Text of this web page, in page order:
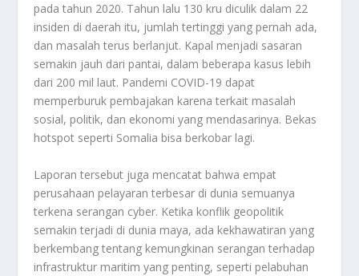
pada tahun 2020. Tahun lalu 130 kru diculik dalam 22
insiden di daerah itu, jumlah tertinggi yang pernah ada,
dan masalah terus berlanjut. Kapal menjadi sasaran
semakin jauh dari pantai, dalam beberapa kasus lebih
dari 200 mil laut. Pandemi COVID-19 dapat
memperburuk pembajakan karena terkait masalah
sosial, politik, dan ekonomi yang mendasarinya. Bekas
hotspot seperti Somalia bisa berkobar lagi.
Laporan tersebut juga mencatat bahwa empat
perusahaan pelayaran terbesar di dunia semuanya
terkena serangan cyber. Ketika konflik geopolitik
semakin terjadi di dunia maya, ada kekhawatiran yang
berkembang tentang kemungkinan serangan terhadap
infrastruktur maritim yang penting, seperti pelabuhan